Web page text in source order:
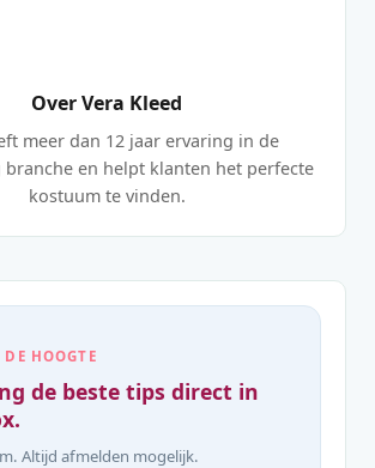
Over Vera Kleed
meer dan 12 jaar ervaring in de
en helpt klanten het perfecte
kostuum te vinden.
HOOGTE
de beste tips direct in
Altijd afmelden mogelijk.